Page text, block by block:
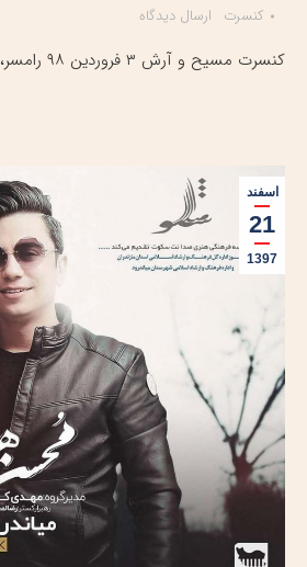
کنسرت ارسال دیدگاه
کنسرت مسیح و آرش ۳ فروردین ۹۸ رامسر، سالن تله کابین
اسفند
21
1397